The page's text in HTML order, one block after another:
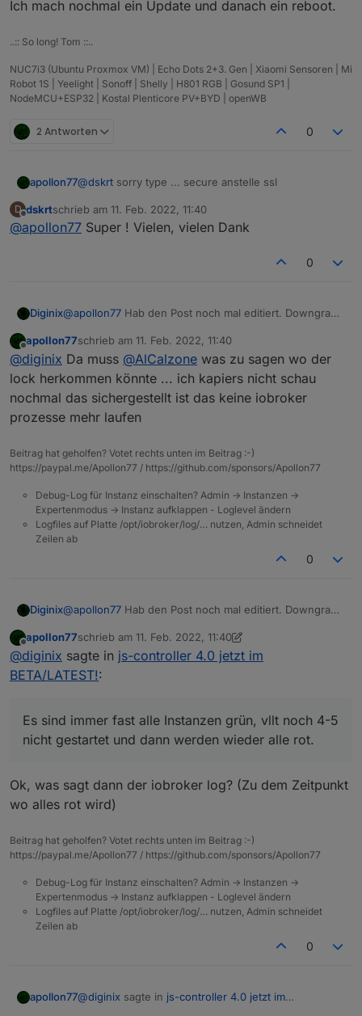
Ich mach nochmal ein Update und danach ein reboot.
..:: So long! Tom ::..
NUC7i3 (Ubuntu Proxmox VM) | Echo Dots 2+3. Gen | Xiaomi Sensoren | Mi
Robot 1S | Yeelight | Sonoff | Shelly | H801 RGB | Gosund SP1 |
NodeMCU+ESP32 | Kostal Plenticore PV+BYD | openWB
2 Antworten 0
apollon77@dskrt sorry type ... secure anstelle ssl
D
Offline
dskrtschrieb am 11. Feb. 2022, 11:40
zuletzt editiert von
@apollon77 Super ! Vielen, vielen Dank
0
Diginix@apollon77 Hab den Post noch mal editiert. Downgrade
iobroker@iobroker:/opt/iobroker/log$ iob list
Uncaught Rejection: Error: Connection is
at close (/opt/iobroker/node_modules/
at Socket.<anonymous> (/opt/iobroker/
    at Object.onceWrapper (events.js:520:26)
    at Socket.emit (events.js:400:28)
Es sind immer fast alle Instanzen grün, vllt noch 4-5
nicht gestartet und dann werden wieder alle rot.
Danach kann ich direkt iob stop in der CLI machen
Ich mach nochmal ein Update und danach ein reboot.
Offline
apollon77schrieb am 11. Feb. 2022, 11:40
zuletzt editiert von
@diginix Da muss @AlCalzone was zu sagen wo der
lock herkommen könnte ... ich kapiers nicht schau
nochmal das sichergestellt ist das keine iobroker
prozesse mehr laufen
Beitrag hat geholfen? Votet rechts unten im Beitrag :-)
https://paypal.me/Apollon77 / https://github.com/sponsors/Apollon77
Debug-Log für Instanz einschalten? Admin -> Instanzen ->
Expertenmodus -> Instanz aufklappen - Loglevel ändern
Logfiles auf Platte /opt/iobroker/log/… nutzen, Admin schneidet
Zeilen ab
0
Diginix@apollon77 Hab den Post noch mal editiert. Downgrade
iobroker@iobroker:/opt/iobroker/log$ iob list
Uncaught Rejection: Error: Connection is
at close (/opt/iobroker/node_modules/
    at Socket.emit (events.js:400:28)
    at TCP.<anonymous> (net.js:686:12)
Es sind immer fast alle Instanzen grün, vllt noch 4-5
nicht gestartet und dann werden wieder alle rot.
Ich mach nochmal ein Update und danach ein reboot.
Offline
apollon77schrieb am 11. Feb. 2022, 11:40
zuletzt editiert von apollon772. Nov. 2022, 12:41
@diginix sagte in js-controller 4.0 jetzt im
BETA/LATEST!:
Es sind immer fast alle Instanzen grün, vllt noch 4-5
nicht gestartet und dann werden wieder alle rot.
Ok, was sagt dann der iobroker log? (Zu dem Zeitpunkt
wo alles rot wird)
Beitrag hat geholfen? Votet rechts unten im Beitrag :-)
https://paypal.me/Apollon77 / https://github.com/sponsors/Apollon77
Debug-Log für Instanz einschalten? Admin -> Instanzen ->
Expertenmodus -> Instanz aufklappen - Loglevel ändern
Logfiles auf Platte /opt/iobroker/log/… nutzen, Admin schneidet
Zeilen ab
0
apollon77@diginix sagte in js-controller 4.0 jetzt im